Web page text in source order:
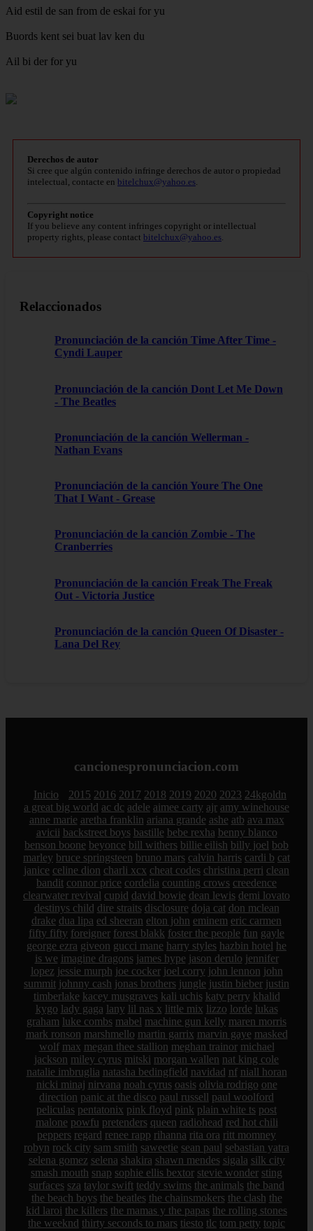
Aid estil de san from de eskai for yu
Buords kent sei buat lav ken du
Ail bi der for yu
Derechos de autor
Si cree que algún contenido infringe derechos de autor o propiedad
intelectual, contacte en bitelchux@yahoo.es
Copyright notice
If you believe any content infringes copyright or intellectual
property rights, please contact bitelchux@yahoo.es
Relaccionados
Pronunciación de la canción Time After Time -
Cyndi Lauper
Pronunciación de la canción Dont Let Me Down
- The Beatles
Pronunciación de la canción Wellerman -
Nathan Evans
Pronunciación de la canción Youre The One
That I Want - Grease
Pronunciación de la canción Zombie - The
Cranberries
Pronunciación de la canción Freak The Freak
Out - Victoria Justice
Pronunciación de la canción Queen Of Disaster -
Lana Del Rey
cancionespronunciacion.com
Inicio 2015 2016 2017 2018 2019 2020 2023 24kgoldn
a great big world ac dc adele aimee carty ajr amy winehouse
anne marie aretha franklin ariana grande ashe atb ava max
avicii backstreet boys bastille bebe rexha benny blanco
benson boone beyonce bill withers billie eilish billy joel bob
marley bruce springsteen bruno mars calvin harris cardi b cat
janice celine dion charli xcx cheat codes christina perri clean
bandit connor price cordelia counting crows creedence
clearwater revival cupid david bowie dean lewis demi lovato
destinys child dire straits disclosure doja cat don mclean
drake dua lipa ed sheeran elton john eminem eric carmen
fifty fifty foreigner forest blakk foster the people fun gayle
george ezra giveon gucci mane harry styles hazbin hotel he
is we imagine dragons james hype jason derulo jennifer
lopez jessie murph joe cocker joel corry john lennon john
summit johnny cash jonas brothers jungle justin bieber justin
timberlake kacey musgraves kali uchis katy perry khalid
kygo lady gaga lany lil nas x little mix lizzo lorde lukas
graham luke combs mabel machine gun kelly maren morris
mark ronson marshmello martin garrix marvin gaye masked
wolf max megan thee stallion meghan trainor michael
jackson miley cyrus mitski morgan wallen nat king cole
natalie imbruglia natasha bedingfield navidad nf niall horan
nicki minaj nirvana noah cyrus oasis olivia rodrigo one
direction panic at the disco paul russell paul woolford
peliculas pentatonix pink floyd pink plain white ts post
malone powfu pretenders queen radiohead red hot chili
peppers regard renee rapp rihanna rita ora ritt momney
robyn rock city sam smith saweetie sean paul sebastian yatra
selena gomez selena shakira shawn mendes sigala silk city
smash mouth snap sophie ellis bextor stevie wonder sting
surfaces sza taylor swift teddy swims the animals the band
the beach boys the beatles the chainsmokers the clash the
kid laroi the killers the mamas y the papas the rolling stones
the weeknd thirty seconds to mars tiesto tlc tom petty topic